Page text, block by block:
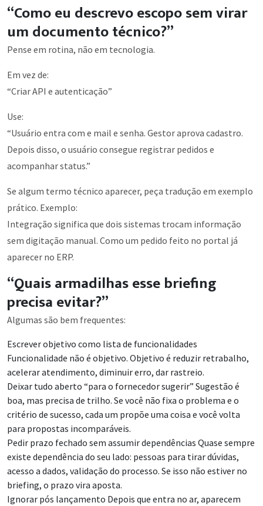
“Como eu descrevo escopo sem virar
um documento técnico?”
Pense em rotina, não em tecnologia.
Em vez de:
“Criar API e autenticação”
Use:
“Usuário entra com e mail e senha. Gestor aprova cadastro.
Depois disso, o usuário consegue registrar pedidos e
acompanhar status.”
Se algum termo técnico aparecer, peça tradução em exemplo
prático. Exemplo:
Integração significa que dois sistemas trocam informação
sem digitação manual. Como um pedido feito no portal já
aparecer no ERP.
“Quais armadilhas esse briefing
precisa evitar?”
Algumas são bem frequentes:
Escrever objetivo como lista de funcionalidades
Funcionalidade não é objetivo. Objetivo é reduzir retrabalho,
acelerar atendimento, diminuir erro, dar rastreio.
Deixar tudo aberto “para o fornecedor sugerir” Sugestão é
boa, mas precisa de trilho. Se você não fixa o problema e o
critério de sucesso, cada um propõe uma coisa e você volta
para propostas incomparáveis.
Pedir prazo fechado sem assumir dependências Quase sempre
existe dependência do seu lado: pessoas para tirar dúvidas,
acesso a dados, validação do processo. Se isso não estiver no
briefing, o prazo vira aposta.
Ignorar pós lançamento Depois que entra no ar, aparecem